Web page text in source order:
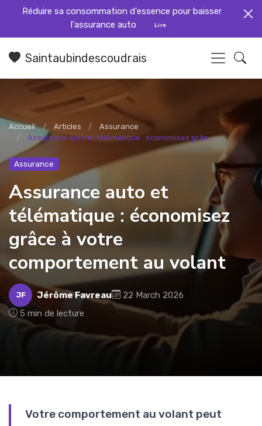
Réduire sa consommation d'essence pour baisser
l'assurance auto
Lire
Saintaubindescoudrais
Accueil Articles
Assurance
Assurance auto et télématique : économisez grâc...
Assurance
Assurance auto et
télématique : économisez
grâce à votre
comportement au volant
JF Jérôme Favreau
22 March 2026
5 min de lecture
Votre comportement au volant peut